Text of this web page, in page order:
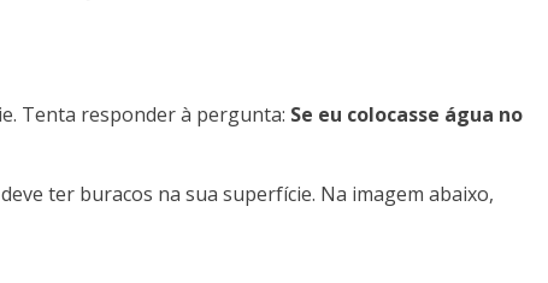
Tenta responder à pergunta: Se eu colocasse água no
ter buracos na sua superfície. Na imagem abaixo,